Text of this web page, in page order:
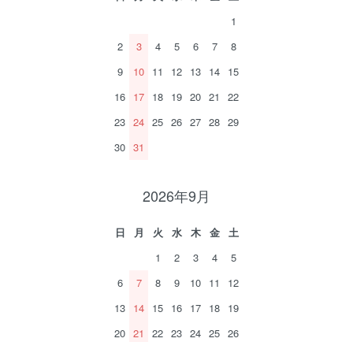
1
2
3 4 5 6 7
8
9
10 11 12 13 14 15
16 17 18 19 20 21
22
23 24 25 26 27 28 29
30 31
2026年9月
日 月 火 水 木 金
土
1
2 3 4
5
6
7 8 9 10 11
12
13 14 15 16 17 18 19
20 21 22 23 24 25 26